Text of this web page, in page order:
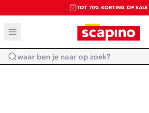
TOT 70% KORTING OP SALE
SALE: LAATSTE KANS!
SHOP NIEUW
Home